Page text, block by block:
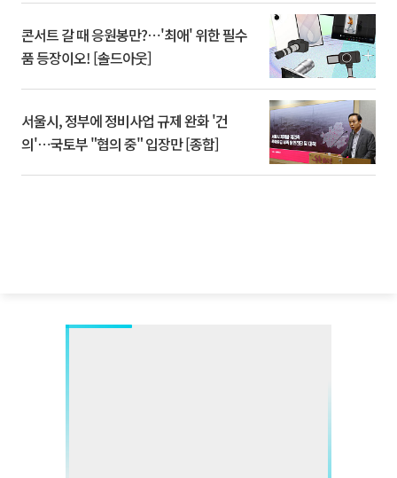
콘서트 갈 때 응원봉만?⋯'최애' 위한 필수
품 등장이오! [솔드아웃]
서울시, 정부에 정비사업 규제 완화 '건
의'⋯국토부 "협의 중" 입장만 [종합]